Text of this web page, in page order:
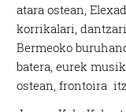
atara ostean,
korrikalari,
Bermeoko
batera, eurek
ostean, frontoira